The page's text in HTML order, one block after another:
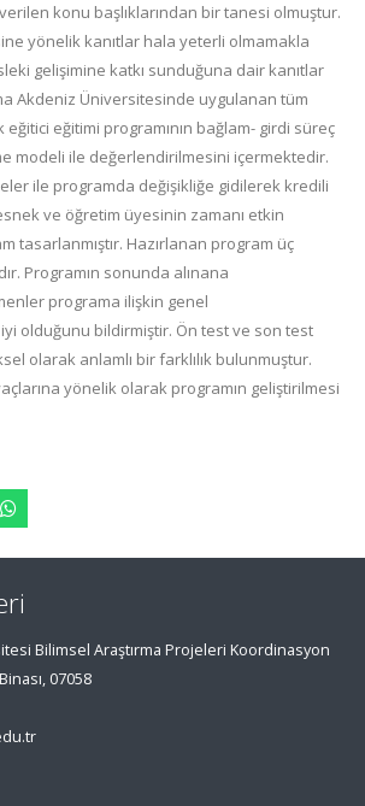
konu başlıklarından bir tanesi olmuştur.
yönelik kanıtlar hala yeterli olmamakla
gelişimine katkı sunduğuna dair kanıtlar
Akdeniz Üniversitesinde uygulanan tüm
eğitici eğitimi programının bağlam- girdi süreç
modeli ile değerlendirilmesini içermektedir.
ile programda değişikliğe gidilerek kredili
ve öğretim üyesinin zamanı etkin
tasarlanmıştır. Hazırlanan program üç
Programın sonunda alınana
programa ilişkin genel
olduğunu bildirmiştir. Ön test ve son test
olarak anlamlı bir farklılık bulunmuştur.
yönelik olarak programın geliştirilmesi
Bilimsel Araştırma Projeleri Koordinasyon
07058